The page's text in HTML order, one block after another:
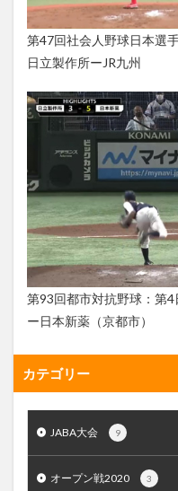
第47回社会人野球日本選
日立製作所ーJR九州
第93回都市対抗野球：第
ー日本新薬（京都市）
カテゴリー
JABA大会 9
オープン戦2020 3